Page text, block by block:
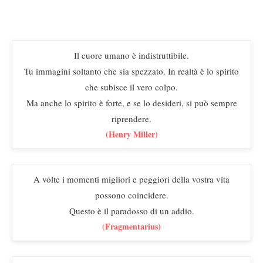
Il cuore umano è indistruttibile.
Tu immagini soltanto che sia spezzato. In realtà è lo spirito
che subisce il vero colpo.
Ma anche lo spirito è forte, e se lo desideri, si può sempre
riprendere.
(Henry Miller)
A volte i momenti migliori e peggiori della vostra vita
possono coincidere.
Questo è il paradosso di un addio.
(Fragmentarius)